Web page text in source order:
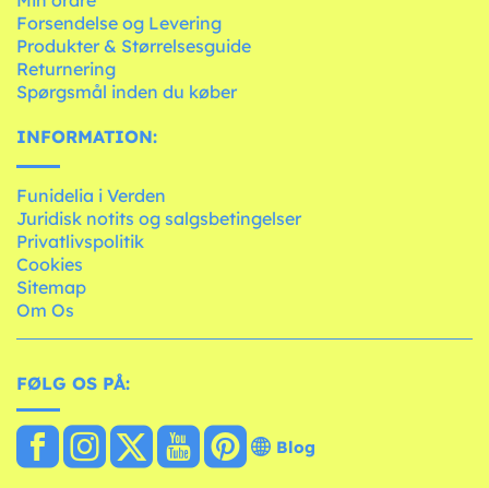
Forsendelse og Levering
Produkter & Størrelsesguide
Returnering
Spørgsmål inden du køber
INFORMATION:
Funidelia i Verden
Juridisk notits og salgsbetingelser
Privatlivspolitik
Cookies
Sitemap
Om Os
FØLG OS PÅ:
Blog